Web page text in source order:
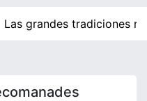
grandes tradiciones